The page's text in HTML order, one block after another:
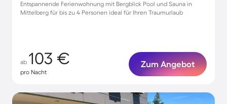
Entspannende Ferienwohnung mit Bergblick Pool und Sauna in
Mittelberg für bis zu 4 Personen ideal für Ihren Traumurlaub
ab 103 €
pro Nacht
Zum Angebot